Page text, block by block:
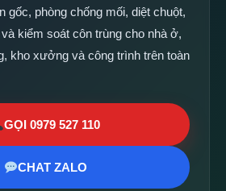
gốc, phòng chống mối, diệt chuột,
kiểm soát côn trùng cho nhà ở,
kho xưởng và công trình trên toàn
GỌI 0979 527 110
CHAT ZALO